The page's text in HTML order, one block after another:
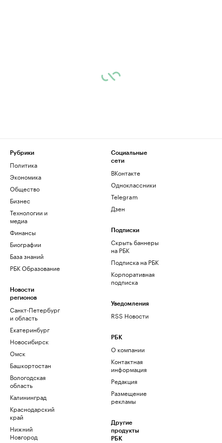
Рубрики
Политика
Экономика
Общество
Бизнес
Технологии и
медиа
Финансы
Биографии
База знаний
РБК Образование
Новости
регионов
Санкт-Петербург
и область
Екатеринбург
Новосибирск
Омск
Башкортостан
Вологодская
область
Калининград
Краснодарский
край
Нижний
Новгород
Социальные
сети
ВКонтакте
Одноклассники
Telegram
Дзен
Подписки
Скрыть баннеры
на РБК
Подписка на РБК
Корпоративная
подписка
Уведомления
RSS Новости
РБК
О компании
Контактная
информация
Редакция
Размещение
рекламы
Другие
продукты
РБК